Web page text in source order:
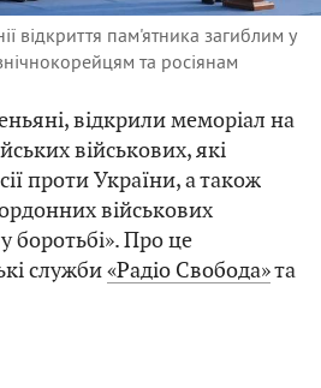
відкриття пам'ятника загиблим у
та росіянам
відкрили меморіал на
військових, які
проти України, а також
військових
боротьбі». Про це
служби«Радіо Свобода»та